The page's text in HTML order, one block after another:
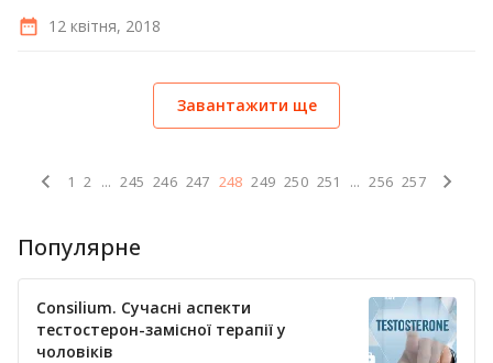
12 квітня, 2018
Завантажити ще
1 2 ... 245 246 247 248 249 250 251 ... 256 257
Популярне
Consilium. Сучасні аспекти
тестостерон-замісної терапії у
чоловіків